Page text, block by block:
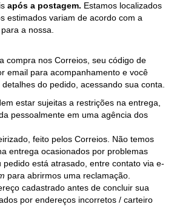
após a postagem. Estamos localizados
estimados variam de acordo com a
a nossa.
compra nos Correios, seu código de
email para acompanhamento e você
do pedido, acessando sua conta.
estar sujeitas a restrições na entrega,
pessoalmente em uma agência dos
feito pelos Correios. Não temos
entrega ocasionados por problemas
pedido está atrasado, entre contato via e-
para abrirmos uma reclamação.
cadastrado antes de concluir sua
por endereços incorretos / carteiro